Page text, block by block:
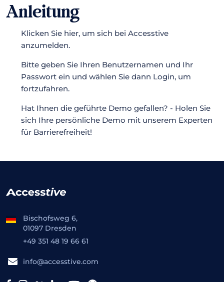
Anleitung
Klicken Sie hier, um sich bei Accesstive
anzumelden.
Bitte geben Sie Ihren Benutzernamen und Ihr
Passwort ein und wählen Sie dann Login, um
fortzufahren.
Hat Ihnen die geführte Demo gefallen? - Holen Sie
sich Ihre persönliche Demo mit unserem Experten
für Barrierefreiheit!
Bischofsweg 6,
01097 Dresden
+49 351 48 19 66 61
info@accesstive.com